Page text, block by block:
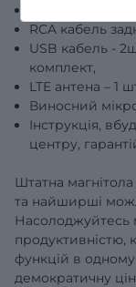
RCA кабель
USB кабель -
комплект,
LTE антена – 1
Виносний
Інструкція,
центру,
Штатна
та найширші
Насолоджуйтесь
продуктивністю,
функцій в одному
демократичну